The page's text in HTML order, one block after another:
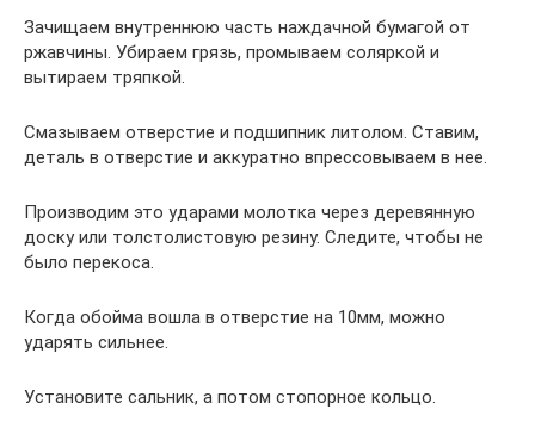
Зачищаем внутреннюю часть наждачной бумагой от
ржавчины. Убираем грязь, промываем соляркой и
вытираем тряпкой.
Смазываем отверстие и подшипник литолом. Ставим,
деталь в отверстие и аккуратно впрессовываем в нее.
Производим это ударами молотка через деревянную
доску или толстолистовую резину. Следите, чтобы не
было перекоса.
Когда обойма вошла в отверстие на 10мм, можно
ударять сильнее.
Установите сальник, а потом стопорное кольцо.